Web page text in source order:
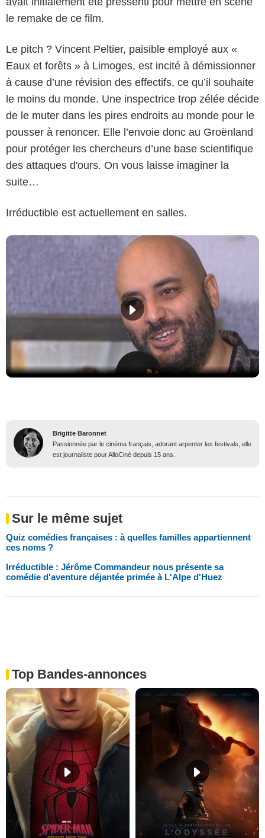
le remake de ce film.
Le pitch ? Vincent Peltier, paisible employé aux «
Eaux et forêts » à Limoges, est incité à démissionner
à cause d’une révision des effectifs, ce qu’il souhaite
le moins du monde. Une inspectrice trop zélée décide
de le muter dans les pires endroits au monde pour le
pousser à renoncer. Elle l’envoie donc au Groënland
pour protéger les chercheurs d’une base scientifique
des attaques d'ours. On vous laisse imaginer la
suite…
Irréductible est actuellement en salles.
Brigitte Baronnet
Passionnée par le cinéma français, adorant arpenter les festivals, elle
est journaliste pour AlloCiné depuis 15 ans.
Sur le même sujet
Quiz comédies françaises : à quelles familles appartiennent
ces noms ?
Irréductible : Jérôme Commandeur nous présente sa
comédie d'aventure déjantée primée à L'Alpe d'Huez
Top Bandes-annonces